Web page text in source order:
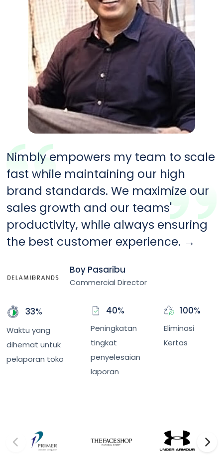
Nimbly empowers my team to scale
fast while maintaining our high
brand standards. We maximize our
sales growth and our teams'
productivity, while always ensuring
the best customer experience. →
Boy Pasaribu
Commercial Director
33%
Waktu yang
dihemat untuk
pelaporan toko
40%
Peningkatan
tingkat
penyelesaian
laporan
100%
Eliminasi
Kertas